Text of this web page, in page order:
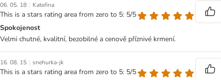
06. 05. 18 | Kateřina
This is a stars rating area from zero to 5: 5/5
Spokojenost
Velmi chutné, kvalitní, bezobilné a cenově příznivé krmení.
16. 08. 15 | snehurka-jk
This is a stars rating area from zero to 5: 5/5